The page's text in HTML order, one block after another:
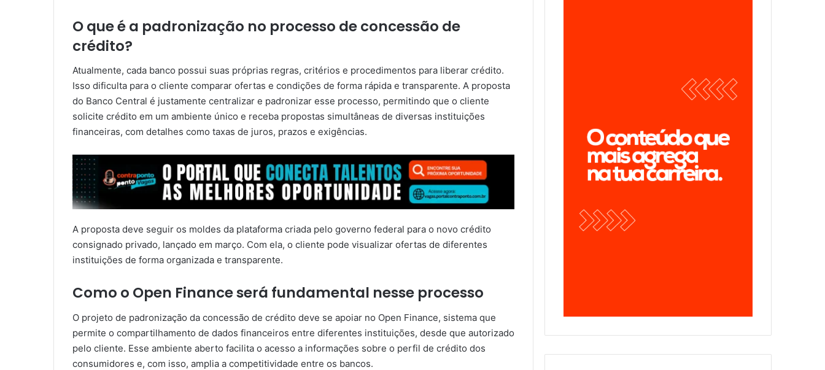
O que é a padronização no processo de concessão de
crédito?
Atualmente, cada banco possui suas próprias regras, critérios e procedimentos para liberar crédito.
Isso dificulta para o cliente comparar ofertas e condições de forma rápida e transparente. A proposta
do Banco Central é justamente centralizar e padronizar esse processo, permitindo que o cliente
solicite crédito em um ambiente único e receba propostas simultâneas de diversas instituições
financeiras, com detalhes como taxas de juros, prazos e exigências.
A proposta deve seguir os moldes da plataforma criada pelo governo federal para o novo crédito
consignado privado, lançado em março. Com ela, o cliente pode visualizar ofertas de diferentes
instituições de forma organizada e transparente.
Como o Open Finance será fundamental nesse processo
O projeto de padronização da concessão de crédito deve se apoiar no Open Finance, sistema que
permite o compartilhamento de dados financeiros entre diferentes instituições, desde que autorizado
pelo cliente. Esse ambiente aberto facilita o acesso a informações sobre o perfil de crédito dos
consumidores e, com isso, amplia a competitividade entre os bancos.